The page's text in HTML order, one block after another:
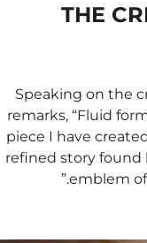
THE
Speaking on the
remarks, “Fluid
piece I have
refined story found
emblem of